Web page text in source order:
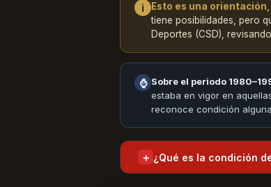
ℹ Esto es una
tiene posibilidades, pero
Deportes (CSD),
⌚ Sobre el periodo
estaba en vigor en
reconoce condición
＋ ¿Qué es la condición